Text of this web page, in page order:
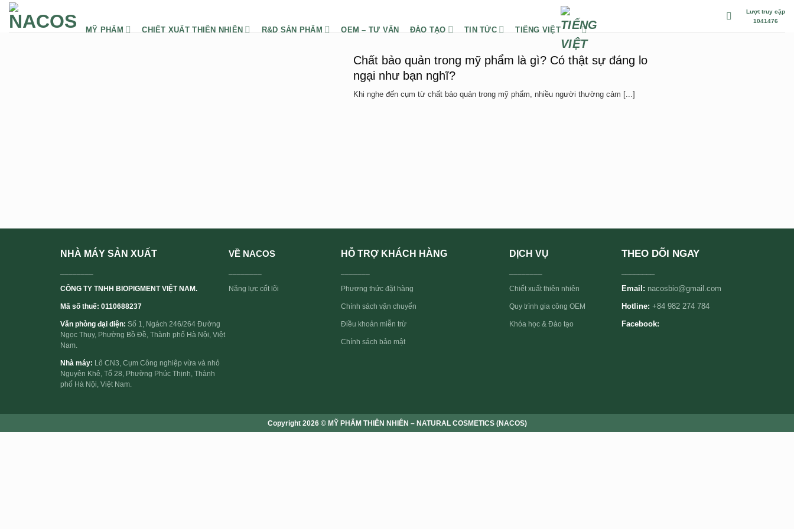
Chuyển
đến
MỸ PHẨM CHIẾT XUẤT THIÊN NHIÊN R&D SẢN PHẨM OEM – TƯ VẤN ĐÀO TẠO TIN TỨC TIẾNG VIỆT
Lượt truy cập
1041476
Chất bảo quản trong mỹ phẩm là gì? Có thật sự đáng lo
ngại như bạn nghĩ?
Khi nghe đến cụm từ chất bảo quản trong mỹ phẩm, nhiều người thường cảm [...]
NHÀ MÁY SẢN XUẤT
CÔNG TY TNHH BIOPIGMENT VIỆT NAM.
Mã số thuế: 0110688237
Văn phòng đại diện: Số 1, Ngách 246/264 Đường
Ngọc Thụy, Phường Bồ Đề, Thành phố Hà Nội, Việt
Nam.
Nhà máy: Lô CN3, Cụm Công nghiệp vừa và nhỏ
Nguyên Khê, Tổ 28, Phường Phúc Thịnh, Thành
phố Hà Nội, Việt Nam.
VỀ NACOS
Năng lực cốt lõi
HỖ TRỢ KHÁCH HÀNG
Phương thức đặt hàng
Chính sách vận chuyển
Điều khoản miễn trừ
Chính sách bảo mật
DỊCH VỤ
Chiết xuất thiên nhiên
Quy trình gia công OEM
Khóa học & Đào tạo
THEO DÕI NGAY
Email: nacosbio@gmail.com
Hotline: +84 982 274 784
Facebook:
Copyright 2026 © MỸ PHẨM THIÊN NHIÊN – NATURAL COSMETICS (NACOS)